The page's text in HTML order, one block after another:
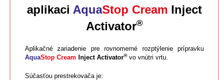
aplikaci AquaStop Cream Inject
Activator®
Aplikačné zariadenie pre rovnomerné rozptýlenie prípravku
AquaStop Cream Inject Activator® vo vnútri vrtu.
Súčasťou prestrekovača je: